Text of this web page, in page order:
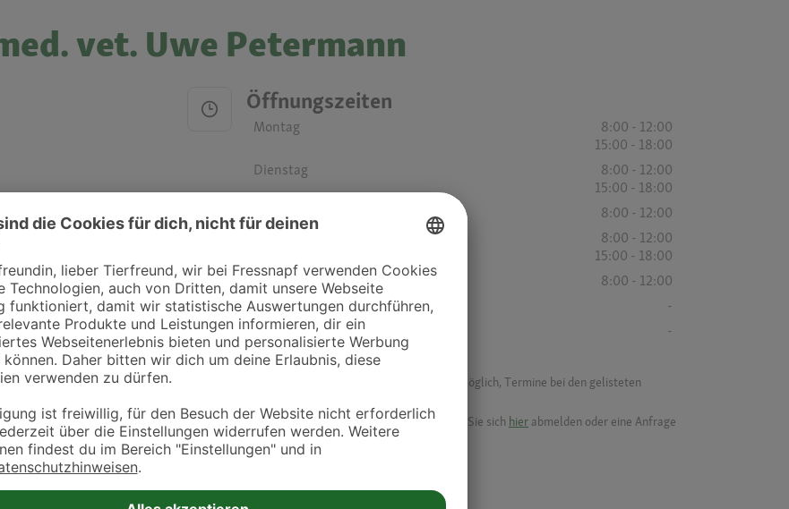
vet. Uwe Petermann
Öffnungszeiten
Montag
8:00 - 12:00
15:00 - 18:00
Dienstag
8:00 - 12:00
15:00 - 18:00
Mittwoch
8:00 - 12:00
8:00 - 12:00
15:00 - 18:00
Freitag
8:00 - 12:00
Samstag
-
Sonntag
-
und Kliniken in deiner Nähe übersichtlich anzuzeigen. Über Dr. Fressnapf ist es nicht möglich, Termine bei den gelisteten
zu treten. Bitte wende dich hierfür direkt an die jeweilige Praxis oder Klinik.
Tierarztsuche als Praxis gelistet werden oder Ihre Daten ändern möchten, können Sie sich hier abmelden oder eine Anfrage